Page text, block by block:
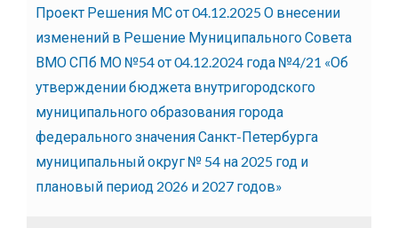
Проект Решения МС от 04.12.2025 О внесении
изменений в Решение Муниципального Совета
ВМО СПб МО №54 от 04.12.2024 года №4/21 «Об
утверждении бюджета внутригородского
муниципального образования города
федерального значения Санкт-Петербурга
муниципальный округ № 54 на 2025 год и
плановый период 2026 и 2027 годов»